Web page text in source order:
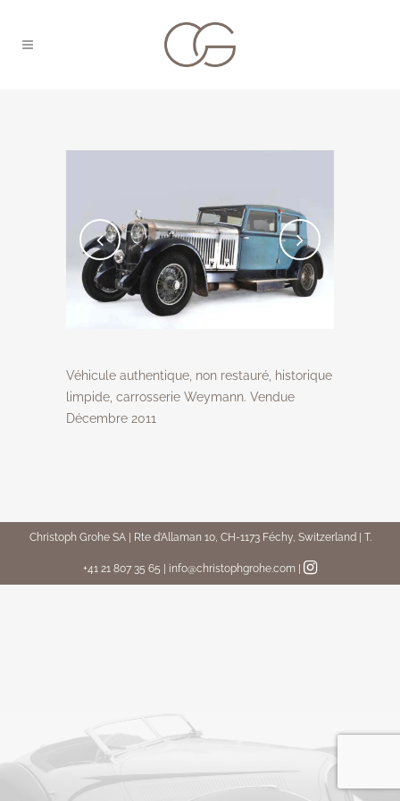
Véhicule authentique, non restauré, historique
limpide, carrosserie Weymann. Vendue
Décembre 2011
Christoph Grohe SA | Rte d’Allaman 10, CH-1173 Féchy, Switzerland | T.
+41 21 807 35 65 | info@christophgrohe.com